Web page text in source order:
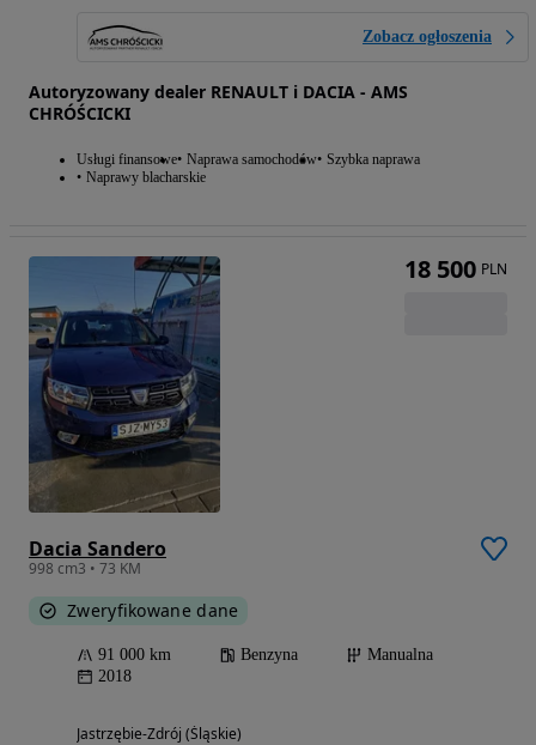
Zobacz ogłoszenia
Autoryzowany dealer RENAULT i DACIA - AMS
CHRÓŚCICKI
Usługi finansowe Naprawa samochodów Szybka naprawa
Naprawy blacharskie
Dacia Sandero
998 cm3 • 73 KM
Zweryfikowane dane
91 000 km Benzyna
Manualna
2018
Jastrzębie-Zdrój (Śląskie)
18 500 PLN